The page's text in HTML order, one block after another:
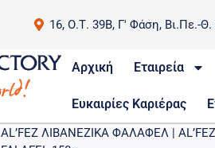
16, Ο.Τ. 39Β, Γ' Φάση, Βι.Πε.-Θ.
Αρχική Εταιρεία
Ευκαιρίες Καριέρας
AL’FEZ ΛΙΒΑΝΕΖΙΚΑ ΦΑΛΑΦΕΛ |